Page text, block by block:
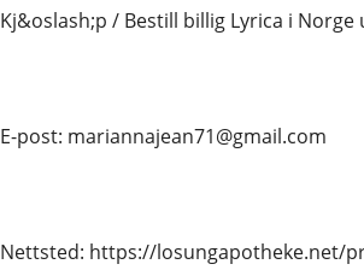
Kj&oslash;p / Bestill billig Lyrica i Norge
E-post: mariannajean71@gmail.com
Nettsted: https://losungapotheke.net/